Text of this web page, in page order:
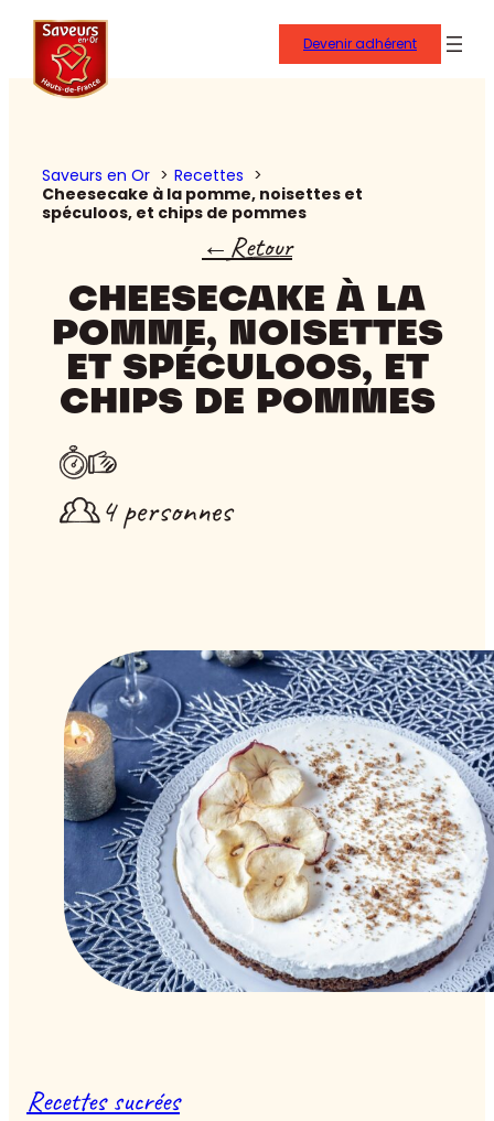
Aller
contenu
Devenir adhérent
Saveurs en Or
Recettes
Cheesecake à la pomme, noisettes et
spéculoos, et chips de pommes
Retour
CHEESECAKE À LA
POMME, NOISETTES
ET SPÉCULOOS, ET
CHIPS DE POMMES
4 personnes
Recettes sucrées